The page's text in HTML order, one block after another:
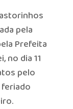
pela
Prefeita
no dia 11
pelo